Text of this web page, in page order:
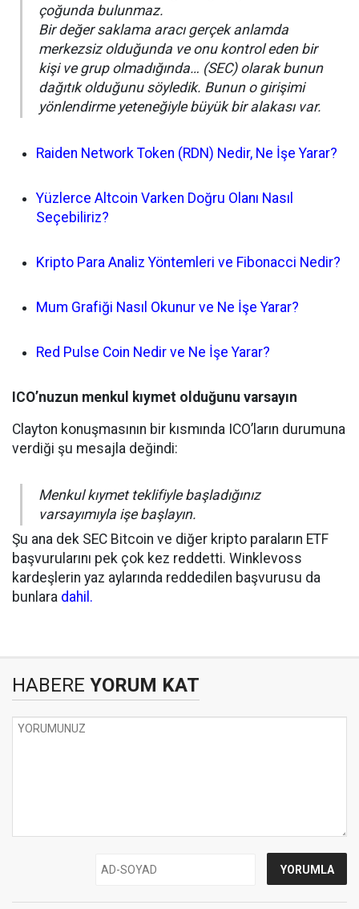
çoğunda bulunmaz.
Bir değer saklama aracı gerçek anlamda
merkezsiz olduğunda ve onu kontrol eden bir
kişi ve grup olmadığında… (SEC) olarak bunun
dağıtık olduğunu söyledik. Bunun o girişimi
yönlendirme yeteneğiyle büyük bir alakası var.
Raiden Network Token (RDN) Nedir, Ne İşe Yarar?
Yüzlerce Altcoin Varken Doğru Olanı Nasıl
Seçebiliriz?
Kripto Para Analiz Yöntemleri ve Fibonacci Nedir?
Mum Grafiği Nasıl Okunur ve Ne İşe Yarar?
Red Pulse Coin Nedir ve Ne İşe Yarar?
ICO’nuzun menkul kıymet olduğunu varsayın
Clayton konuşmasının bir kısmında ICO’ların durumuna
verdiği şu mesajla değindi:
Menkul kıymet teklifiyle başladığınız
varsayımıyla işe başlayın.
Şu ana dek SEC Bitcoin ve diğer kripto paraların ETF
başvurularını pek çok kez reddetti. Winklevoss
kardeşlerin yaz aylarında reddedilen başvurusu da
bunlara dahil.
HABERE YORUM KAT